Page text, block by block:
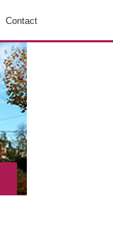
Contact